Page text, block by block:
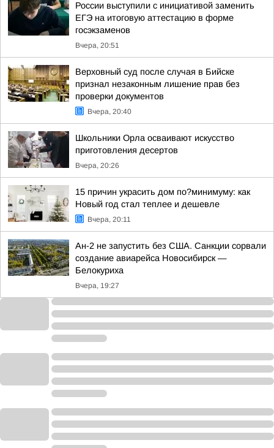
России выступили с инициативой заменить
ЕГЭ на итоговую аттестацию в форме
госэкзаменов
Вчера, 20:51
Верховный суд после случая в Бийске
признал незаконным лишение прав без
проверки документов
Вчера, 20:40
Школьники Орла осваивают искусство
приготовления десертов
Вчера, 20:26
15 причин украсить дом по?минимуму: как
Новый год стал теплее и дешевле
Вчера, 20:11
Ан-2 не запустить без США. Санкции сорвали
создание авиарейса Новосибирск —
Белокуриха
Вчера, 19:27